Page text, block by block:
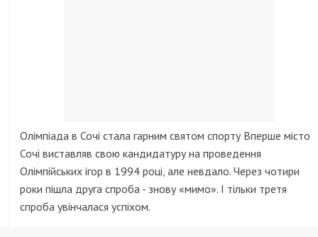
Олімпіада в Сочі стала гарним святом спорту Вперше місто
Сочі виставляв свою кандидатуру на проведення
Олімпійських ігор в 1994 році, але невдало. Через чотири
роки пішла друга спроба - знову «мимо». І тільки третя
спроба увінчалася успіхом.